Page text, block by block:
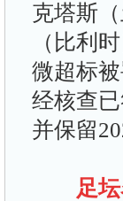
克塔斯
（比利
微超标
经核查
并保留
足